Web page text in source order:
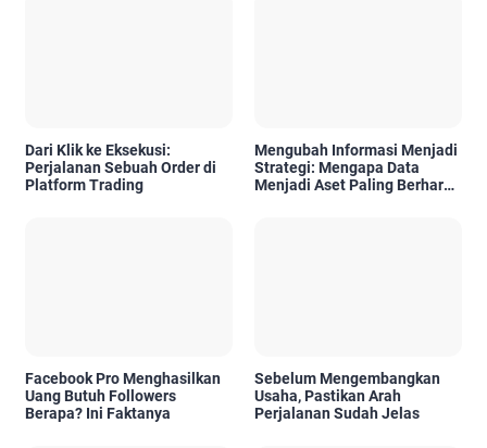
Dari Klik ke Eksekusi:
Perjalanan Sebuah Order di
Platform Trading
Mengubah Informasi Menjadi
Strategi: Mengapa Data
Menjadi Aset Paling Berharga
Facebook Pro Menghasilkan
Uang Butuh Followers
Berapa? Ini Faktanya
Sebelum Mengembangkan
Usaha, Pastikan Arah
Perjalanan Sudah Jelas